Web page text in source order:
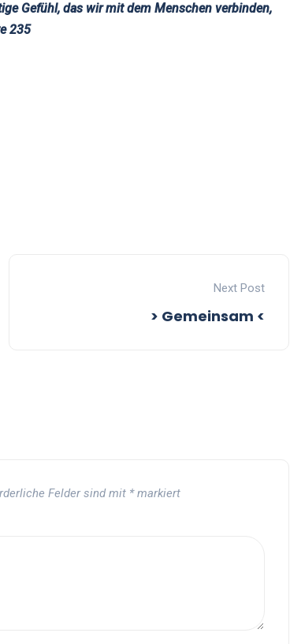
Gefühl, das wir mit dem Menschen verbinden,
235
Next Post
> Gemeinsam <
Felder sind mit *markiert